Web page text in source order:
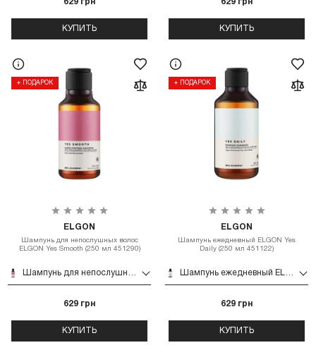
629 грн
КУПИТЬ
629 грн
КУПИТЬ
+ ПОДАРОК
ELGON
Шампунь для непослушных волос
ELGON Yes Smooth (250 мл 451290)
629 грн
КУПИТЬ
+ ПОДАРОК
ELGON
Шампунь ежедневный ELGON Yes
Daily (250 мл 451122)
629 грн
КУПИТЬ